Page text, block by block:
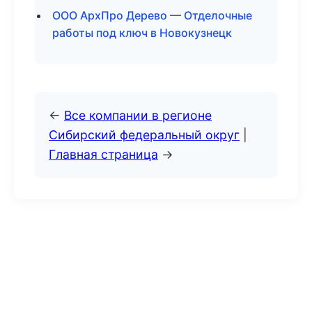
ООО АрхПро Дерево — Отделочные
работы под ключ в Новокузнецк
← Все компании в регионе
Сибирский федеральный округ
Главная страница →